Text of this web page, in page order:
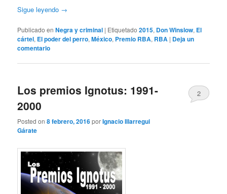
Sigue leyendo →
Publicado en Negra y criminal | Etiquetado 2015, Don Winslow, El
cártel, El poder del perro,México, Premio RBA, RBA | Deja un
comentario
Los premios Ignotus: 1991-
2000
Posted on8 febrero, 2016porIgnacio Illarregui
Gárate
2